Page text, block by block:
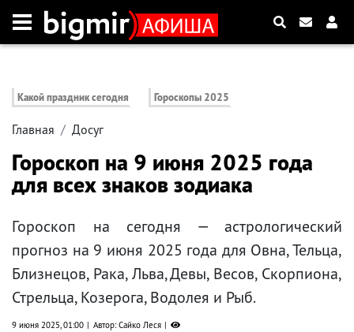
Какой праздник сегодня Гороскопы 2025
Главная Досуг
Гороскоп на 9 июня 2025 года
для всех знаков зодиака
Гороскоп на сегодня — астрологический
прогноз на 9 июня 2025 года для Овна, Тельца,
Близнецов, Рака, Льва, Девы, Весов, Скорпиона,
Стрельца, Козерога, Водолея и Рыб.
9 июня 2025, 01:00 Автор: Сайко Леся